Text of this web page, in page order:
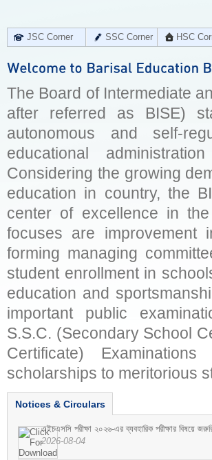
JSC Corner SSC Corner HSC
The Board of Intermediate
after referred as BISE)
autonomous and self-
educational
Considering the growing
education in country, the
center of excellence in
focuses are improvement
forming managing
student enrollment in
education and
important public
S.S.C. (Secondary School
Certificate)
scholarships to meritorious
Notices & Circulars
এইচএসসি পরীক্ষা ২০২৬-এর ব্যবহারিক পরীক্ষার বিষয়ে জরুরি
2026-08-04